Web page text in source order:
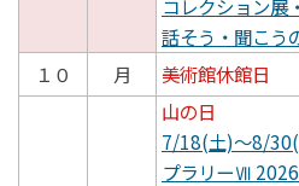
コレクション展
話そう・聞こう
１０
月 美術館休館日
山の日
7/18(土)～8/
プラリーⅦ 2026